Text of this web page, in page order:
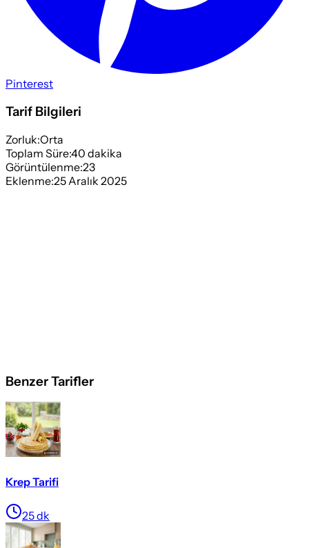
Pinterest
Tarif Bilgileri
Zorluk:Orta
Toplam Süre:40 dakika
Görüntülenme:23
Eklenme:25 Aralık 2025
Benzer Tarifler
Krep Tarifi
25dk